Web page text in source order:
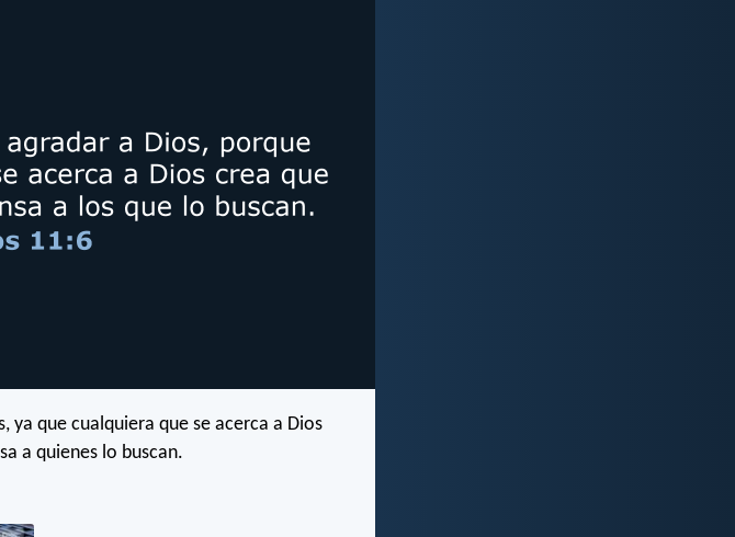
ya que cualquiera que se acerca a Dios
a quienes lo buscan.